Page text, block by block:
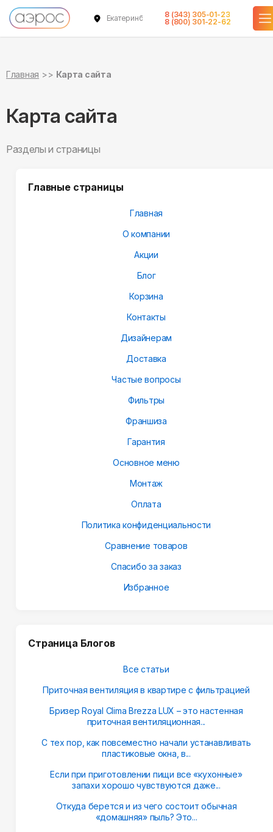
Екатеринбург
8 (343) 305-01-23
8 (800) 301-22-62
Главная Карта сайта
Карта сайта
Разделы и страницы
Главные страницы
Главная
О компании
Акции
Блог
Корзина
Контакты
Дизайнерам
Доставка
Частые вопросы
Фильтры
Франшиза
Гарантия
Основное меню
Монтаж
Оплата
Политика конфиденциальности
Сравнение товаров
Спасибо за заказ
Избранное
Страница Блогов
Все статьи
Приточная вентиляция в квартире с фильтрацией
Бризер Royal Clima Brezza LUX – это настенная
приточная вентиляционная...
С тех пор, как повсеместно начали устанавливать
пластиковые окна, в...
Если при приготовлении пищи все «кухонные»
запахи хорошо чувствуются даже...
Откуда берется и из чего состоит обычная
«домашняя» пыль? Это...